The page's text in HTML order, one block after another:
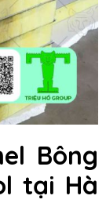
Bông
tại Hà